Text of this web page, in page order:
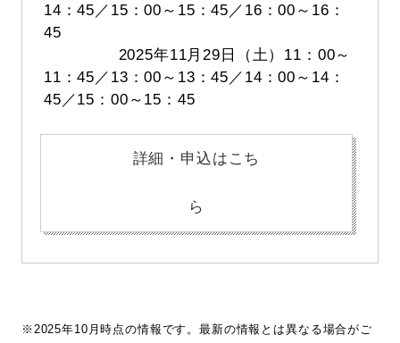
14：45／15：00～15：45／16：00～16：
45
2025年11月29日（土）11：00～
11：45／13：00～13：45／14：00～14：
45／15：00～15：45
詳細・申込はこち
ら
※2025年10月時点の情報です。最新の情報とは異なる場合がご